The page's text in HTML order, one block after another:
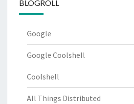
BLOGROLL
Google
Google Coolshell
Coolshell
All Things Distributed